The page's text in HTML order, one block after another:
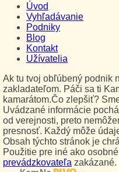
Úvod
Vyhľadávanie
Podniky
Blog
Kontakt
Užívatelia
Ak tu tvoj obľúbený podnik
zakladateľom. Páči sa ti
kamarátom.Čo zlepšiť?
Uvádzané informácie
od verejnosti, preto
presnosť. Každý môže
Obsah týchto stránok je
Použitie pre iné ako
prevádzkovateľa zakázané.